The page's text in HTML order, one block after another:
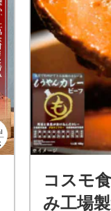
コスモ
み工場